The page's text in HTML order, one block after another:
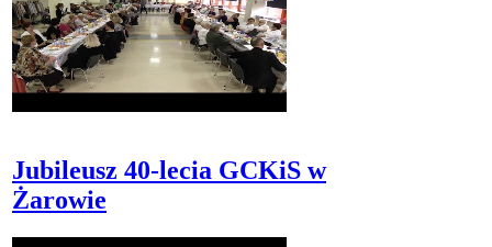
Jubileusz 40-lecia GCKiS w
Żarowie